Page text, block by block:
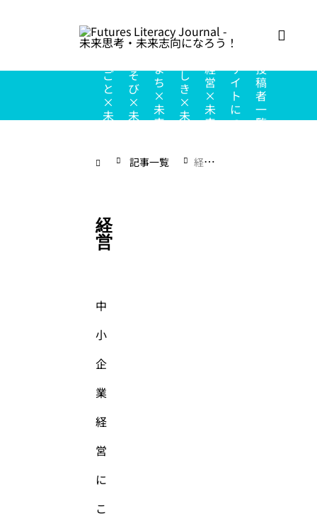
ご
と
×
未
そ
び
×
未
ま
ち
×
未
来
し
き
×
未
経
営
×
未
来
こ
サ
イ
ト
に
つ
投
稿
者
一
覧
記事一覧 経営
経
営
中
小
企
業
経
営
に
こ